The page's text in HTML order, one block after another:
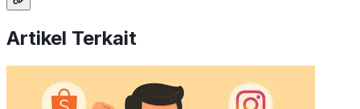
Artikel Terkait